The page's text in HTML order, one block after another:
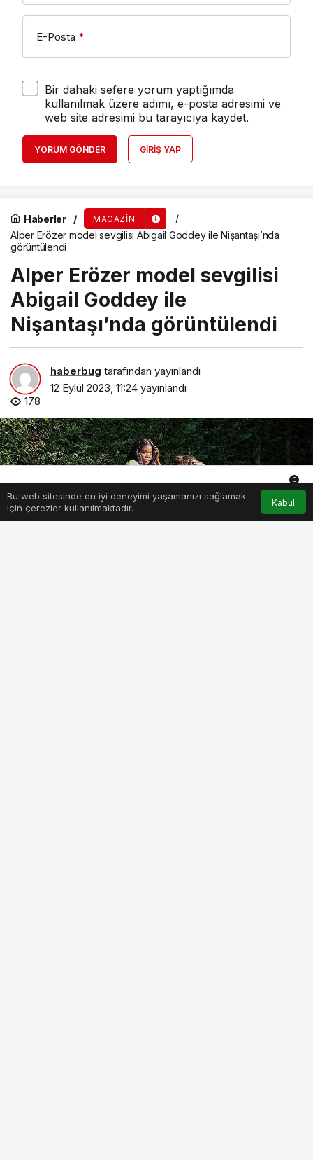
E-Posta *
Bir dahaki sefere yorum yaptığımda
kullanılmak üzere adımı, e-posta adresimi ve
web site adresimi bu tarayıcıya kaydet.
YORUM GÖNDER GIRIŞ YAP
Haberler MAGAZIN
Alper Erözer model sevgilisi Abigail Goddey ile Nişantaşı’nda
görüntülendi
Alper Erözer model sevgilisi
Abigail Goddey ile
Nişantaşı’nda görüntülendi
haberbug tarafından yayınlandı
12 Eylül 2023, 11:24 yayınlandı
178
Bu web sitesinde en iyi deneyimi yaşamanızı sağlamak
için çerezler kullanılmaktadır.
Kabul
Anasayfa Akış Hesabım Bildirimler
0